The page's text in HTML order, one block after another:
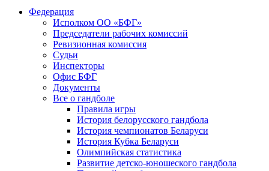
Федерация
Исполком ОО «БФГ»
Председатели рабочих комиссий
Ревизионная комиссия
Судьи
Инспекторы
Офис БФГ
Документы
Все о гандболе
Правила игры
История белорусского гандбола
История чемпионатов Беларуси
История Кубка Беларуси
Олимпийская статистика
Развитие детско-юношеского гандбола